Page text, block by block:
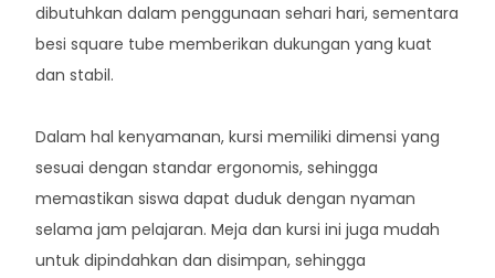
dibutuhkan dalam penggunaan sehari hari, sementara
besi square tube memberikan dukungan yang kuat
dan stabil.
Dalam hal kenyamanan, kursi memiliki dimensi yang
sesuai dengan standar ergonomis, sehingga
memastikan siswa dapat duduk dengan nyaman
selama jam pelajaran. Meja dan kursi ini juga mudah
untuk dipindahkan dan disimpan, sehingga